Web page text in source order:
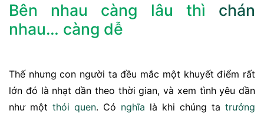
Bên nhau càng lâu thì chán
nhau… càng dễ
Thế nhưng con người ta đều mắc một khuyết điểm rất
lớn đó là nhạt dần theo thời gian, và xem tình yêu dần
như một thói quen. Có nghĩa là khi chúng ta trưởng